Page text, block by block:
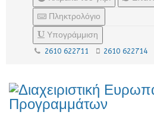
Πληκτρολόγιο
Υπογράμμιση
2610 622711 2610 622714